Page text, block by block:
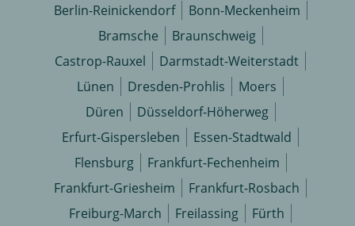
Berlin-Reinickendorf
Bonn-Meckenheim
Bramsche
Braunschweig
Castrop-Rauxel
Darmstadt-Weiterstadt
Lünen
Dresden-Prohlis
Moers
Düren
Düsseldorf-Höherweg
Erfurt-Gispersleben
Essen-Stadtwald
Flensburg
Frankfurt-Fechenheim
Frankfurt-Griesheim
Frankfurt-Rosbach
Freiburg-March
Freilassing
Fürth